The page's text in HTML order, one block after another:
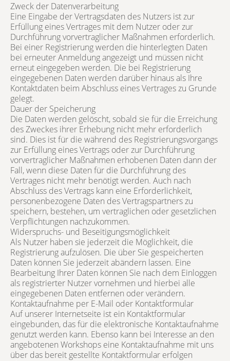
Zweck der Datenverarbeitung
Eine Eingabe der Vertragsdaten des Nutzers ist zur
Erfüllung eines Vertrages mit dem Nutzer oder zur
Durchführung vorvertraglicher Maßnahmen erforderlich.
Bei einer Registrierung werden die hinterlegten Daten
bei erneuter Anmeldung angezeigt und müssen nicht
erneut eingegeben werden. Die bei Registrierung
eingegebenen Daten werden darüber hinaus als Ihre
Kontaktdaten beim Abschluss eines Vertrages zu Grunde
gelegt.
Dauer der Speicherung
Die Daten werden gelöscht, sobald sie für die Erreichung
des Zweckes ihrer Erhebung nicht mehr erforderlich
sind. Dies ist für die während des Registrierungsvorgangs
zur Erfüllung eines Vertrags oder zur Durchführung
vorvertraglicher Maßnahmen erhobenen Daten dann der
Fall, wenn diese Daten für die Durchführung des
Vertrages nicht mehr benötigt werden. Auch nach
Abschluss des Vertrags kann eine Erforderlichkeit,
personenbezogene Daten des Vertragspartners zu
speichern, bestehen, um vertraglichen oder gesetzlichen
Verpflichtungen nachzukommen.
Widerspruchs- und Beseitigungsmöglichkeit
Als Nutzer haben sie jederzeit die Möglichkeit, die
Registrierung aufzulösen. Die über Sie gespeicherten
Daten können Sie jederzeit abändern lassen. Eine
Bearbeitung Ihrer Daten können Sie nach dem Einloggen
als registrierter Nutzer vornehmen und hierbei alle
eingegebenen Daten entfernen oder verändern.
Kontaktaufnahme per E-Mail oder Kontaktformular
Auf unserer Internetseite ist ein Kontaktformular
eingebunden, das für die elektronische Kontaktaufnahme
genutzt werden kann. Ebenso kann bei Interesse an den
angebotenen Workshops eine Kontaktaufnahme mit uns
über das bereit gestellte Kontaktformular erfolgen